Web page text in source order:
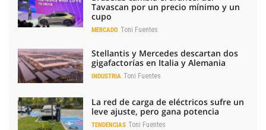
Tavascan por un precio mínimo y un
cupo
MERCADO Toni Fuentes
Stellantis y Mercedes descartan dos
gigafactorías en Italia y Alemania
INDUSTRIA Toni Fuentes
La red de carga de eléctricos sufre un
leve ajuste, pero gana potencia
TENDENCIAS Toni Fuentes